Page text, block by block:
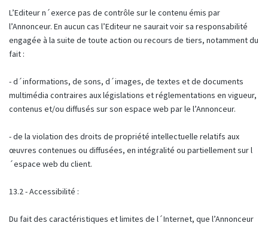
L’Editeur n´exerce pas de contrôle sur le contenu émis par
l’Annonceur. En aucun cas l’Editeur ne saurait voir sa responsabilité
engagée à la suite de toute action ou recours de tiers, notamment du
fait :
- d´informations, de sons, d´images, de textes et de documents
multimédia contraires aux législations et réglementations en vigueur,
contenus et/ou diffusés sur son espace web par le l’Annonceur.
- de la violation des droits de propriété intellectuelle relatifs aux
œuvres contenues ou diffusées, en intégralité ou partiellement sur l
´espace web du client.
13.2 - Accessibilité :
Du fait des caractéristiques et limites de l´Internet, que l’Annonceur